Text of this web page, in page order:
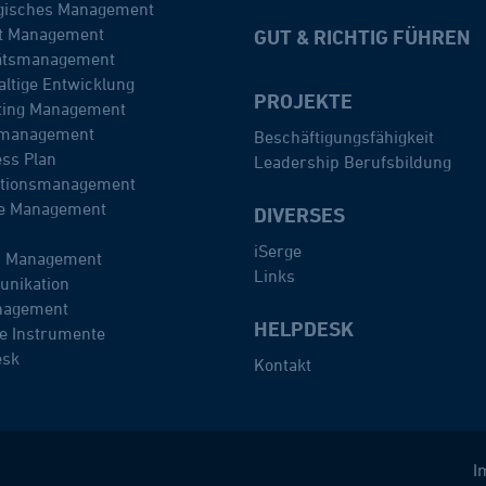
Management
Management
Entwicklung
Management
Plan
Management
Management
Instrumente
GUT & RICHTIG FÜHREN
PROJEKTE
Beschäftigungsfähigkeit
Leadership Berufsbildung
DIVERSES
iSerge
Links
HELPDESK
Kontakt